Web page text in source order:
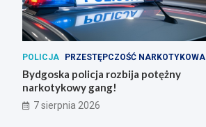
POLICJA PRZESTĘPCZOŚĆ NARKOTYKOWA
Bydgoska policja rozbija potężny
narkotykowy gang!
7 sierpnia 2026